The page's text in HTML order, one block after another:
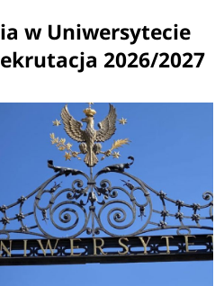
w Uniwersytecie
2026/2027